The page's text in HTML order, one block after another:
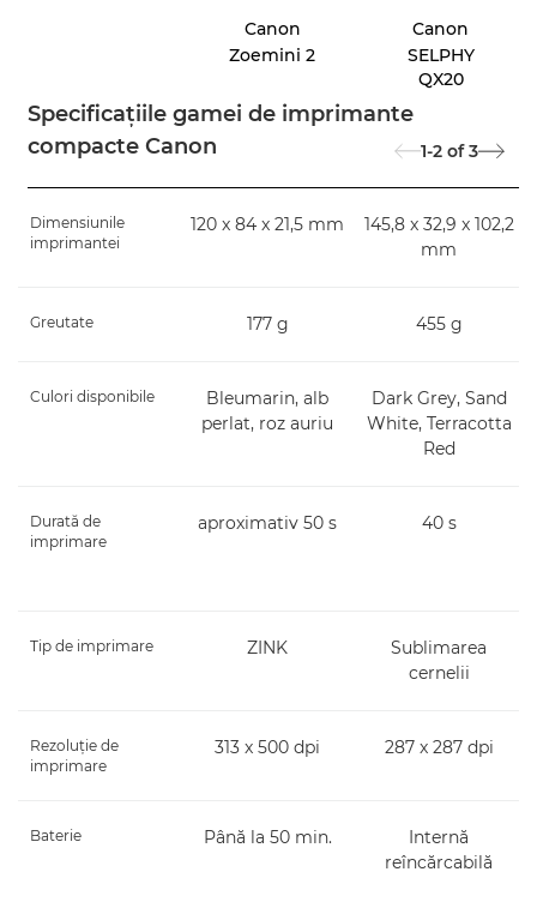
Specificaţiile gamei de imprimante
compacte Canon
Canon
Zoemini 2
Canon
SELPHY
QX20
1-2 of 3
Dimensiunile
imprimantei
120 x 84 x 21,5 mm
145,8 x 32,9 x 102,2
mm
Greutate 177 g 455 g
Culori disponibile
Bleumarin, alb
perlat, roz auriu
Dark Grey, Sand
White, Terracotta
Red
Durată de
imprimare
aproximativ 50 s 40 s
Tip de imprimare ZINK
Sublimarea
cernelii
Rezoluţie de
imprimare
313 x 500 dpi 287 x 287 dpi
Baterie Până la 50 min.
Internă
reîncărcabilă